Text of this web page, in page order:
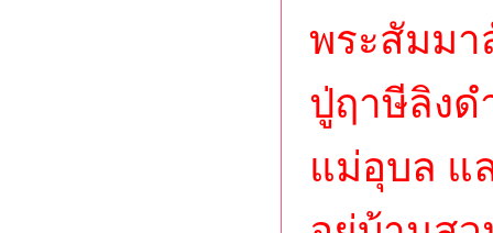
พระสัมมา
ปู่ฤาษีลิงด
แม่อุบล แ